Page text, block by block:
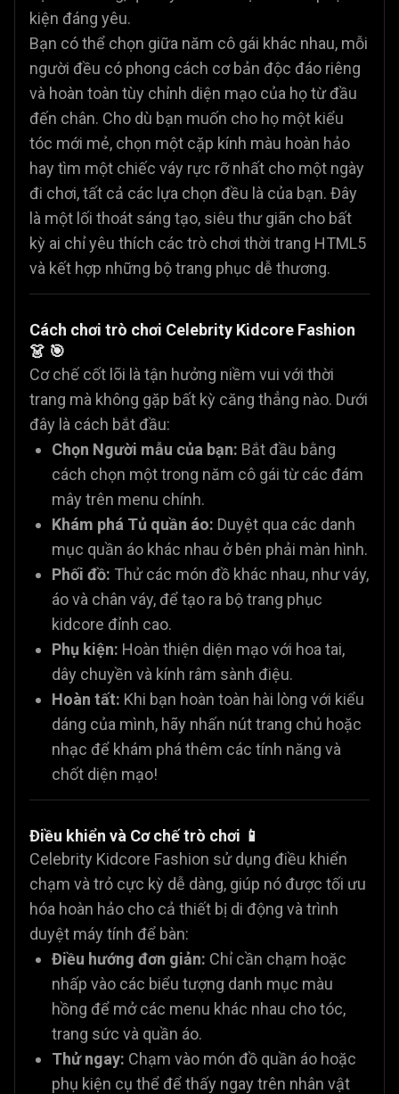
kiện đáng yêu.
Bạn có thể chọn giữa năm cô gái khác nhau, mỗi
người đều có phong cách cơ bản độc đáo riêng
và hoàn toàn tùy chỉnh diện mạo của họ từ đầu
đến chân. Cho dù bạn muốn cho họ một kiểu
tóc mới mẻ, chọn một cặp kính màu hoàn hảo
hay tìm một chiếc váy rực rỡ nhất cho một ngày
đi chơi, tất cả các lựa chọn đều là của bạn. Đây
là một lối thoát sáng tạo, siêu thư giãn cho bất
kỳ ai chỉ yêu thích các trò chơi thời trang HTML5
và kết hợp những bộ trang phục dễ thương.
Cách chơi trò chơi Celebrity Kidcore Fashion
👗 🎯
Cơ chế cốt lõi là tận hưởng niềm vui với thời
trang mà không gặp bất kỳ căng thẳng nào. Dưới
đây là cách bắt đầu:
Chọn Người mẫu của bạn: Bắt đầu bằng
cách chọn một trong năm cô gái từ các đám
mây trên menu chính.
Khám phá Tủ quần áo: Duyệt qua các danh
mục quần áo khác nhau ở bên phải màn hình.
Phối đồ: Thử các món đồ khác nhau, như váy,
áo và chân váy, để tạo ra bộ trang phục
kidcore đỉnh cao.
Phụ kiện: Hoàn thiện diện mạo với hoa tai,
dây chuyền và kính râm sành điệu.
Hoàn tất: Khi bạn hoàn toàn hài lòng với kiểu
dáng của mình, hãy nhấn nút trang chủ hoặc
nhạc để khám phá thêm các tính năng và
chốt diện mạo!
Điều khiển và Cơ chế trò chơi 📱
Celebrity Kidcore Fashion sử dụng điều khiển
chạm và trỏ cực kỳ dễ dàng, giúp nó được tối ưu
hóa hoàn hảo cho cả thiết bị di động và trình
duyệt máy tính để bàn:
Điều hướng đơn giản: Chỉ cần chạm hoặc
nhấp vào các biểu tượng danh mục màu
hồng để mở các menu khác nhau cho tóc,
trang sức và quần áo.
Thử ngay: Chạm vào món đồ quần áo hoặc
phụ kiện cụ thể để thấy ngay trên nhân vật